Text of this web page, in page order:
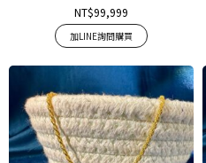
NT$99,999
加LINE詢問購買